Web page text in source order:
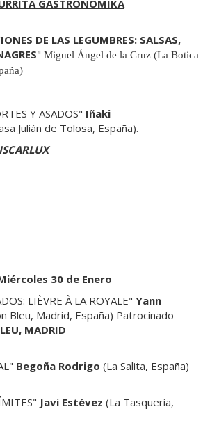
GASTRONOMIKA
DE LAS LEGUMBRES: SALSAS,
" Miguel Ángel de la Cruz (La Botica
Y ASADOS" Iñaki
Julián de Tolosa, España).
30 de Enero
LIÈVRE À LA ROYALE" Yann
Bleu, Madrid, España) Patrocinado
MADRID
Begoña Rodrigo (La Salita, España)
Javi Estévez (La Tasquería,